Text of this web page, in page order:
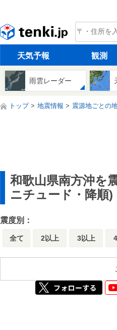
tenki.jp
天気予報 観測
雨雲レーダー
トップ 地震情報 震源地ごとの
和歌山県南方沖を
ニチュード・降順)
震度別：
全て 2以上 3以上